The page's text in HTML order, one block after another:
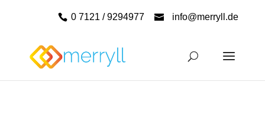
0 7121 / 9294977 info@merryll.de